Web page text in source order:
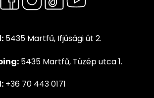
5435 Martfű, Ifjúsági út 2.
5435 Martfű, Tüzép utca 1.
+36 70 443 0171